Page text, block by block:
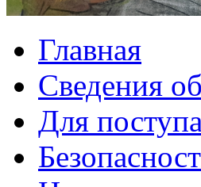
Главная
Сведения
Для